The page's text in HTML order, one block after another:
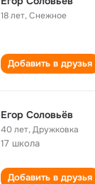
18 лет,Снежное
Добавить в друзья
Егор Соловьёв
40 лет,Дружковка
17 школа
Добавить в друзья